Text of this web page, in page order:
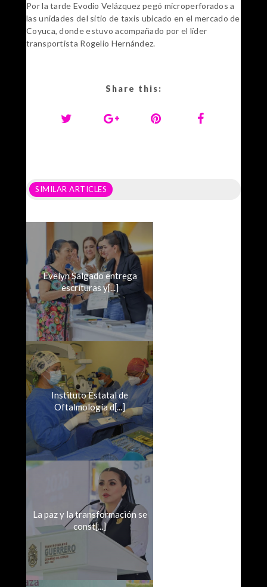
Por la tarde Evodio Velázquez pegó microperforados a
las unidades del sitio de taxis ubicado en el mercado de
Coyuca, donde estuvo acompañado por el líder
transportista Rogelio Hernández.
Share this:
SIMILAR ARTICLES
Evelyn Salgado entrega
escrituras y[...]
Instituto Estatal de
Oftalmología d[...]
La paz y la transformación se
const[...]